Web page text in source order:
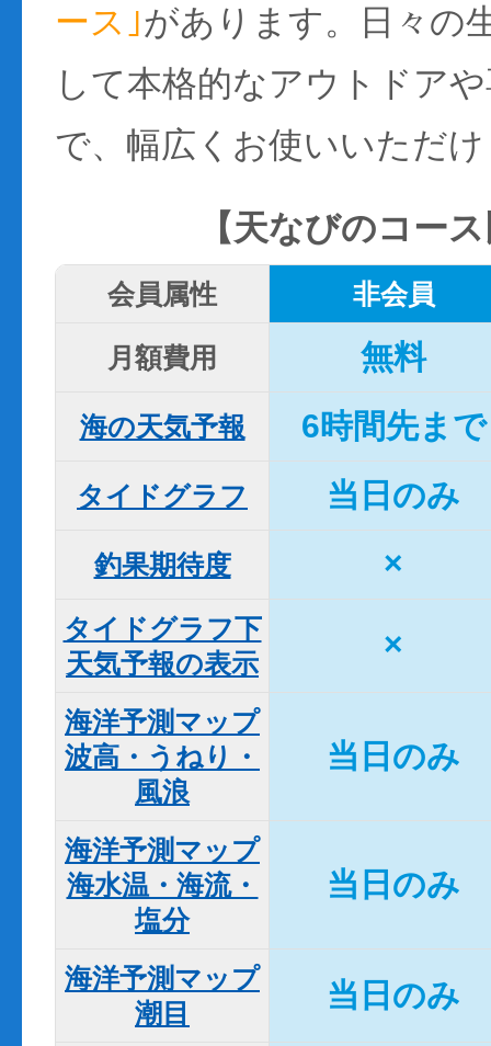
ース｣があります。日々の
して本格的なアウトドア
で、幅広くお使いいただ
【天なびのコー
会員属性 非会員
月額費用 無料
海の天気予報 6時間先まで
タイドグラフ 当日のみ
釣果期待度 ×
タイドグラフ下
天気予報の表示
×
海洋予測マップ
波高・うねり・
風浪
当日のみ
海洋予測マップ
海水温・海流・
塩分
当日のみ
海洋予測マップ
潮目
当日のみ